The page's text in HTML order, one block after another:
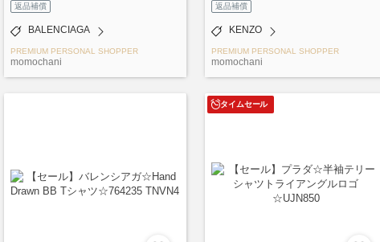
返品補償
BALENCIAGA
PREMIUM PERSONAL SHOPPER
momochani
返品補償
KENZO
PREMIUM PERSONAL SHOPPER
momochani
タイムセール